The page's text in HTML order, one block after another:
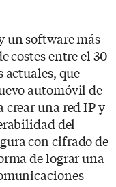
un software más
costes entre el 30
actuales, que
automóvil de
una red IP y
del
con cifrado de
de lograr una